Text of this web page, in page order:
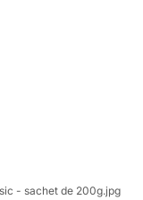
- sachet de 200g.jpg